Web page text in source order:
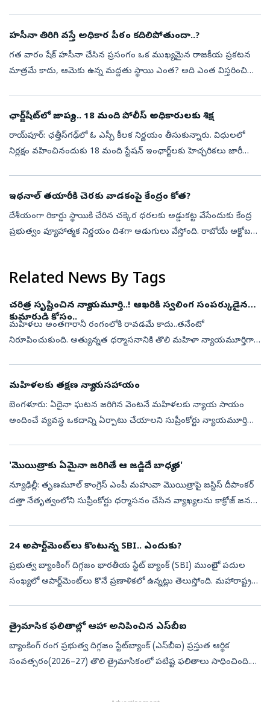
హసీనా తిరిగి వస్తే అధికార పీఠం కదిలిపోతుందా..?
గత వారం షేక్ హసీనా చేసిన ప్రసంగం ఒక ముఖ్యమైన రాజకీయ ప్రకటన
మాత్రమే కాదు, ఆమెకు ఉన్న మద్దతు స్థాయి ఎంత? అది ఎంత విస్తరించి
ఛార్జ్‌షీట్‌లో జాప్యం.. 18 మంది పోలీస్‌ అధికారులకు శిక్ష
రాయ్‌పూర్‌: ఛత్తీస్‌గఢ్‌లో ఓ ఎస్పీ కీలక నిర్ణయం తీసుకున్నారు. విధులలో
నిర్లక్షం వహించినందుకు 18 మంది స్టేషన్‌ ఇంఛార్జ్‌లకు హెచ్చరికలు జారీ
ఇథనాల్‌ తయారీకి చెరకు వాడకంపై కేంద్రం కోత?
దేశీయంగా రికార్డు స్థాయికి చేరిన చక్కెర ధరలకు అడ్డుకట్ట వేసేందుకు కేంద్ర
ప్రభుత్వం వ్యూహాత్మక నిర్ణయం దిశగా అడుగులు వేస్తోంది. రాబోయే అక్టోబరు
Related News By Tags
చరిత్ర సృష్టించిన న్యాయమూర్తి..! ఆఖరికి స్వలింగ సంపర్కుడైన
కుమారుడి కోసం..
మహిళలు అంతగారానీ రంగంలోకి రావడమే కాదు..తనేంటో
నిరూపించుకుంది. అత్యున్నత ధర్మాసనానికి తొలి మహిళా న్యాయమూర్తిగా
మహిళలకు తక్షణ న్యాయసహాయం
బెంగళూరు: ఏదైనా ఘటన జరిగిన వెంటనే మహిళలకు న్యాయ సాయం
అందించే వ్యవస్థ ఒకదాన్ని ఏర్పాటు చేయాలని సుప్రీంకోర్టు న్యాయమూర్తి
'మొయిత్రాకు ఏమైనా జ‌రిగితే ఆ జ‌డ్జిదే బాధ్య‌త‌'
న్యూఢిల్లీ: తృణమూల్ కాంగ్రెస్ ఎంపీ మహువా మొయిత్రాపై జస్టిస్ దీపాంకర్
దత్తా నేతృత్వంలోని సుప్రీంకోర్టు ధర్మాసనం చేసిన వ్యాఖ్య‌ల‌ను కాక్రోజ్ జ‌న‌తా
24 అపార్ట్‌మెంట్‌లు కొంటున్న SBI.. ఎందుకు?
ప్రభుత్వ బ్యాంకింగ్‌ దిగ్గజం భారతీయ స్టేట్‌ బ్యాంక్‌ (SBI) ముంబైలో పదుల
సంఖ్యలో అపార్ట్‌మెంట్‌లు కొనే ప్రణాళికలో ఉన్నట్లు తెలుస్తోంది. మహారాష్ట్ర
త్రైమాసిక ఫలితాల్లో ఆహా అనిపించిన ఎస్‌బీఐ
బ్యాంకింగ్‌ రంగ ప్రభుత్వ దిగ్గజం స్టేట్‌బ్యాంక్‌ (ఎస్‌బీఐ) ప్రస్తుత ఆర్థిక
సంవత్సరం(2026–27) తొలి త్రైమాసికంలో పటిష్ట ఫలితాలు సాధించింది.